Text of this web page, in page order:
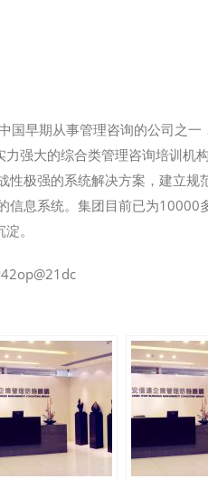
国早期从事管理咨询的公司之
强大的综合类管理咨询培训机
性极强的系统解决方案，建立
信息系统。集团目前已为
。